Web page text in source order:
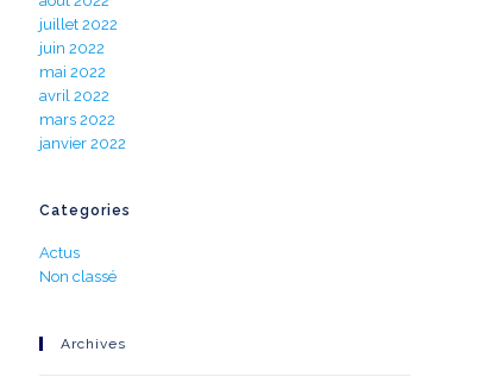
juillet 2022
juin 2022
mai 2022
avril 2022
mars 2022
janvier 2022
Categories
Actus
Non classé
Archives